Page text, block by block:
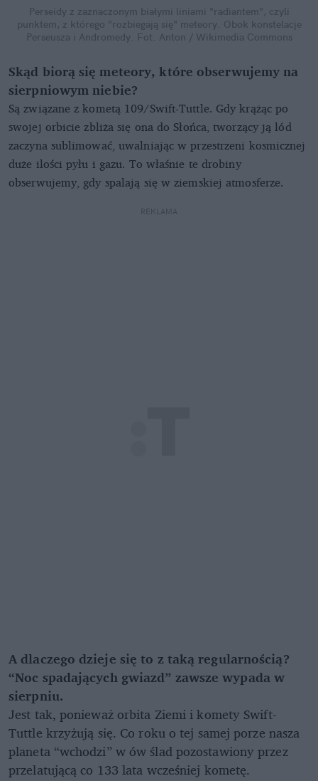
Perseidy z zaznaczonym białymi liniami "radiantem", czyli
punktem, z którego "rozbiegają się" meteory. Obok konstelacje
Perseusza i Andromedy. Fot. Anton / Wikimedia Commons
Skąd biorą się meteory, które obserwujemy na
sierpniowym niebie?
Są związane z kometą 109/Swift-Tuttle. Gdy krążąc po
swojej orbicie zbliża się ona do Słońca, tworzący ją lód
zaczyna sublimować, uwalniając w przestrzeni kosmicznej
duże ilości pyłu i gazu. To właśnie te drobiny
obserwujemy, gdy spalają się w ziemskiej atmosferze.
REKLAMA
A dlaczego dzieje się to z taką regularnością?
“Noc spadających gwiazd” zawsze wypada w
sierpniu.
Jest tak, ponieważ orbita Ziemi i komety Swift-
Tuttle krzyżują się. Co roku o tej samej porze nasza
planeta “wchodzi” w ów ślad pozostawiony przez
przelatującą co 133 lata wcześniej kometę.